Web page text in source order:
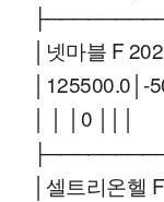
│넷마블 F
│125500.0│-
│ │ │0 │││
│셀트리온헬